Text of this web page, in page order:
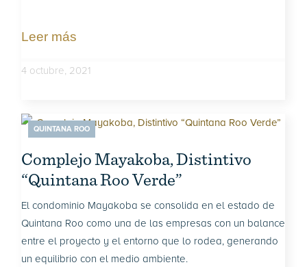
Leer más
4 octubre, 2021
QUINTANA ROO
Complejo Mayakoba, Distintivo
“Quintana Roo Verde”
El condominio Mayakoba se consolida en el estado de
Quintana Roo como una de las empresas con un balance
entre el proyecto y el entorno que lo rodea, generando
un equilibrio con el medio ambiente.